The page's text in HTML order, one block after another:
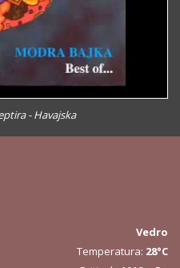
- Havajska
Vedro
Temperatura: 28°C